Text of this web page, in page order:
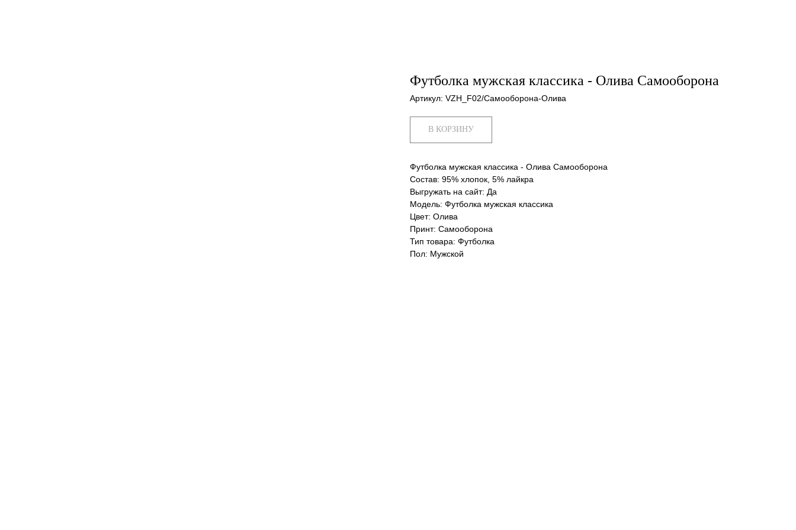
Футболка мужская классика - Олива Самооборона
Артикул: VZH_F02/Самооборона-Олива
В КОРЗИНУ
Футболка мужская классика - Олива Самооборона
Состав: 95% хлопок, 5% лайкра
Выгружать на сайт: Да
Модель: Футболка мужская классика
Цвет: Олива
Принт: Самооборона
Тип товара: Футболка
Пол: Мужской